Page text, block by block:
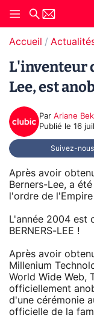
Accueil
L'inventeur
Lee, est
Par Ariane
Publié le 16
Suivez-nous
Après avoir
Berners-Lee, a
l'ordre de
L'année 2004 est
BERNERS-LEE !
Après avoir
Millenium
World Wide Web,
officiellement
d'une cérémonie
officielle de la